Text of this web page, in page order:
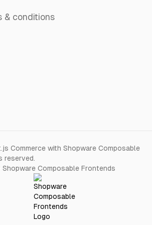
nec sem in justo
Etiam imperdiet imperdiet orci.
quis, nisi.
& conditions
Commerce with Shopware Composable
reserved.
Shopware Composable Frontends